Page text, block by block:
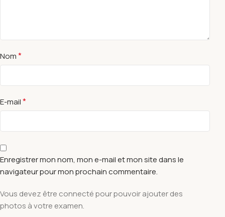
Nom*
E-mail*
Enregistrer mon nom, mon e-mail et mon site dans le
navigateur pour mon prochain commentaire.
Vous devez être connecté pour pouvoir ajouter des
photos à votre examen.